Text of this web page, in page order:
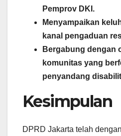
Pemprov DKI.
Menyampaikan
kanal pengaduan
Bergabung dengan
komunitas yang
penyandang
Kesimpulan
DPRD Jakarta telah